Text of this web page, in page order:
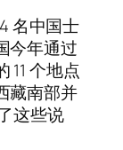
名中国士
今年通过
11 个地点
藏南部并
这些说